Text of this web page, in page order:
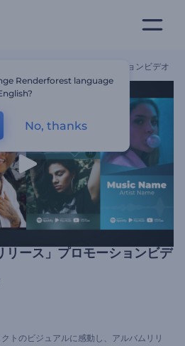
アルバムのリリース」プロモーションビデオ
リース」プロモーションビデ
トのビジュアルに感動し、アルバムリリ
Renderforest language
No, thanks